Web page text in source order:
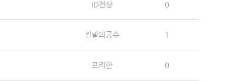
ID천상 0
칸발의궁수 1
프리한 0